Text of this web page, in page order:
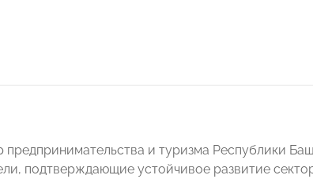
и туризма Республики
подтверждающие устойчивое развитие